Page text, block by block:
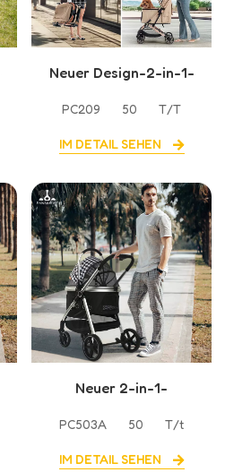
Neuer Design-2-in-1-
mit großer Kapazität
PC209 50 T/T
IM DETAIL SEHEN
Neuer 2-in-1-
mit großer Kapazität
PC503A 50 T/t
IM DETAIL SEHEN